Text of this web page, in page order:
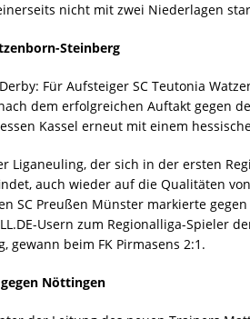
nicht mit zwei Niederlagen
Steinberg
Für Aufsteiger SC Teutonia
dem erfolgreichen Auftakt gegen
Kassel erneut mit einem
Liganeuling, der sich in der ersten
auch wieder auf die Qualitäten
SC Preußen Münster markierte
Usern zum Regionalliga-Spieler
gewann beim FK Pirmasens 2:1.
Nöttingen